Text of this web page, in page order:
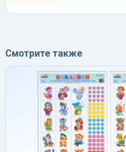
Смотрите также